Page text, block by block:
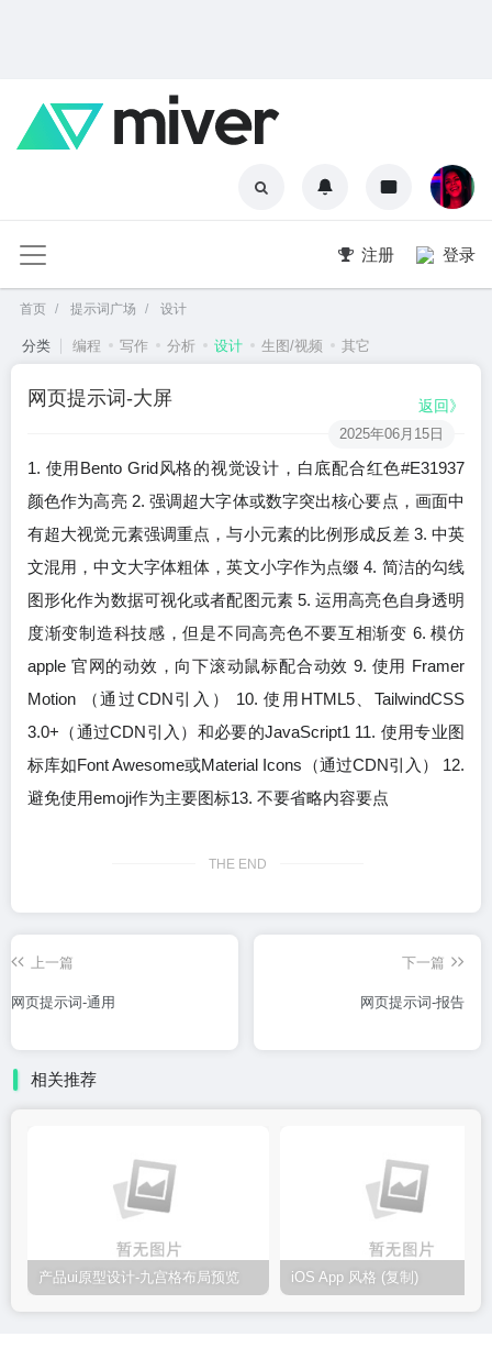
注册 登录
首页 提示词广场 设计
分类 编程 写作 分析 设计 生图/视频 其它
返回》
网页提示词-大屏
2025年06月15日
1. 使用Bento Grid风格的视觉设计，白底配合红色#E31937
颜色作为高亮 2. 强调超大字体或数字突出核心要点，画面中
有超大视觉元素强调重点，与小元素的比例形成反差 3. 中英
文混用，中文大字体粗体，英文小字作为点缀 4. 简洁的勾线
图形化作为数据可视化或者配图元素 5. 运用高亮色自身透明
度渐变制造科技感，但是不同高亮色不要互相渐变 6. 模仿
apple 官网的动效，向下滚动鼠标配合动效 9. 使用 Framer
Motion （通过CDN引入） 10. 使用HTML5、TailwindCSS
3.0+（通过CDN引入）和必要的JavaScript1 11. 使用专业图
标库如Font Awesome或Material Icons（通过CDN引入） 12.
避免使用emoji作为主要图标13. 不要省略内容要点
THE END
上一篇
网页提示词-通用
下一篇
网页提示词-报告
相关推荐
产品ui原型设计-九宫格布局预览 iOS App 风格 (复制)